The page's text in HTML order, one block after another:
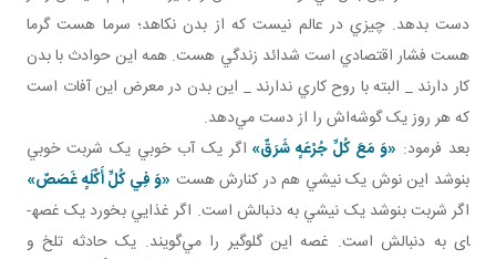
دست بدهد. چيزي در عالم نيست که از بدن نکاهد؛ سرما هست گرما
هست فشار اقتصادي است شدائد زندگي هست. همه اين حوادث با بدن
کار دارند _ البته با روح کاري ندارند _ اين بدن در معرض اين آفات است
که هر روز يک گوشه‌اش را از دست مي‌دهد.
بعد فرمود: «وَ مَعَ کُلِّ جُرْعَهٍ شَرَقٌ» اگر يک آب خوبي يک شربت خوبي
بنوشد اين نوش يک نيشي هم در کنارش هست «وَ فِي کُلِّ أَکْلَهٍ غَصَصٌ»
اگر شربت بنوشد يک نيشي به دنبالش است. اگر غذايي بخورد يک غصه­
ای به دنبالش است. غصه اين گلوگير را مي‌گويند. يک حادثه تلخ و